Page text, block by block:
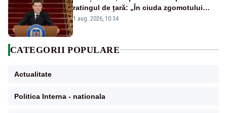
ratingul de țară: „În ciuda zgomotului
politic, România funcționează”
1 aug. 2026, 10:34
CATEGORII POPULARE
Actualitate
Politica Interna - nationala